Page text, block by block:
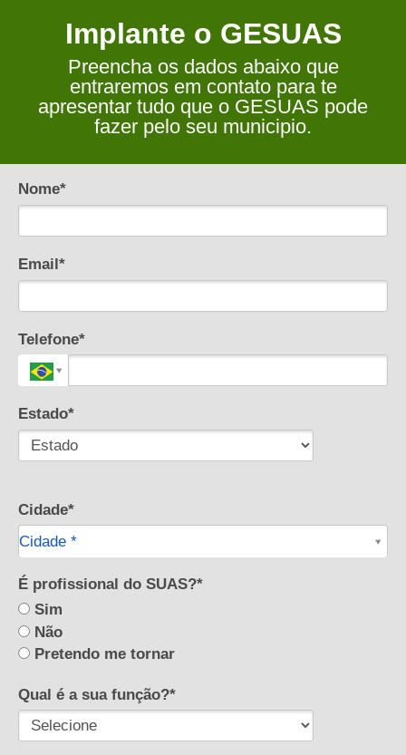
Implante o GESUAS
Preencha os dados abaixo que
entraremos em contato para te
apresentar tudo que o GESUAS pode
fazer pelo seu municipio.
Nome*
Email*
Telefone*
Estado*
Cidade*
Cidade *
Cidade*
É profissional do SUAS?*
Sim
Não
Pretendo me tornar
Qual é a sua função?*